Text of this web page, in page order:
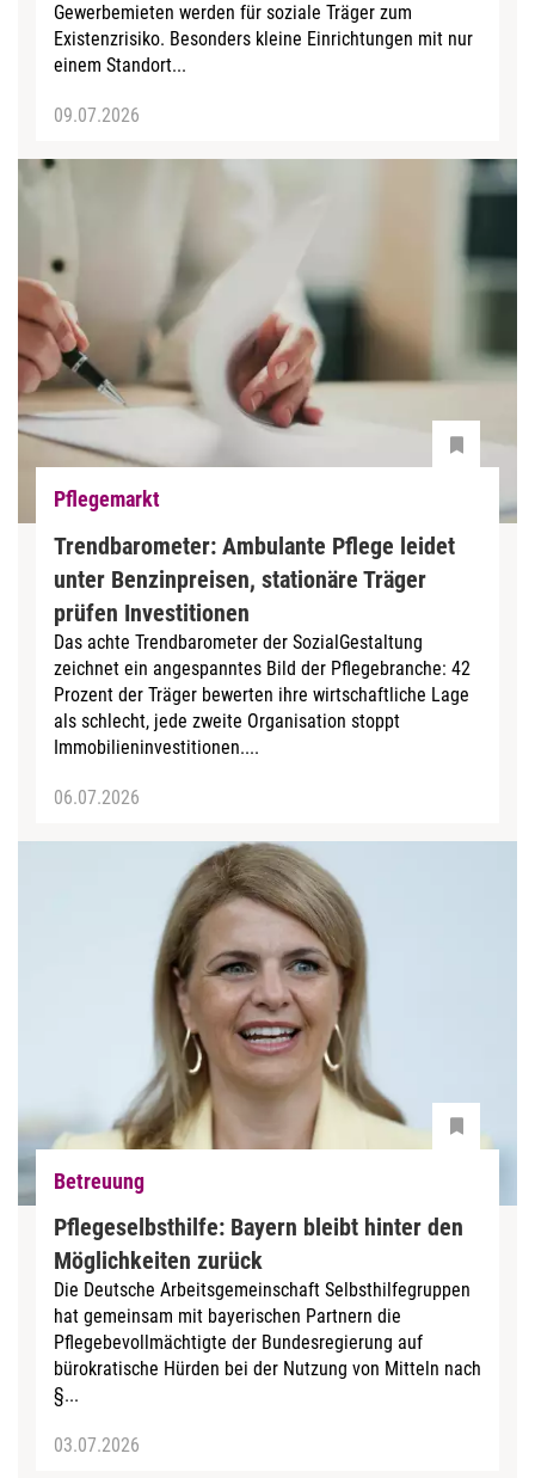
Gewerbemieten werden für soziale Träger zum
Existenzrisiko. Besonders kleine Einrichtungen mit nur
einem Standort...
09.07.2026
Pflegemarkt
Trendbarometer: Ambulante Pflege leidet
unter Benzinpreisen, stationäre Träger
prüfen Investitionen
Das achte Trendbarometer der SozialGestaltung
zeichnet ein angespanntes Bild der Pflegebranche: 42
Prozent der Träger bewerten ihre wirtschaftliche Lage
als schlecht, jede zweite Organisation stoppt
Immobilieninvestitionen....
06.07.2026
Betreuung
Pflegeselbsthilfe: Bayern bleibt hinter den
Möglichkeiten zurück
Die Deutsche Arbeitsgemeinschaft Selbsthilfegruppen
hat gemeinsam mit bayerischen Partnern die
Pflegebevollmächtigte der Bundesregierung auf
bürokratische Hürden bei der Nutzung von Mitteln nach
§...
03.07.2026